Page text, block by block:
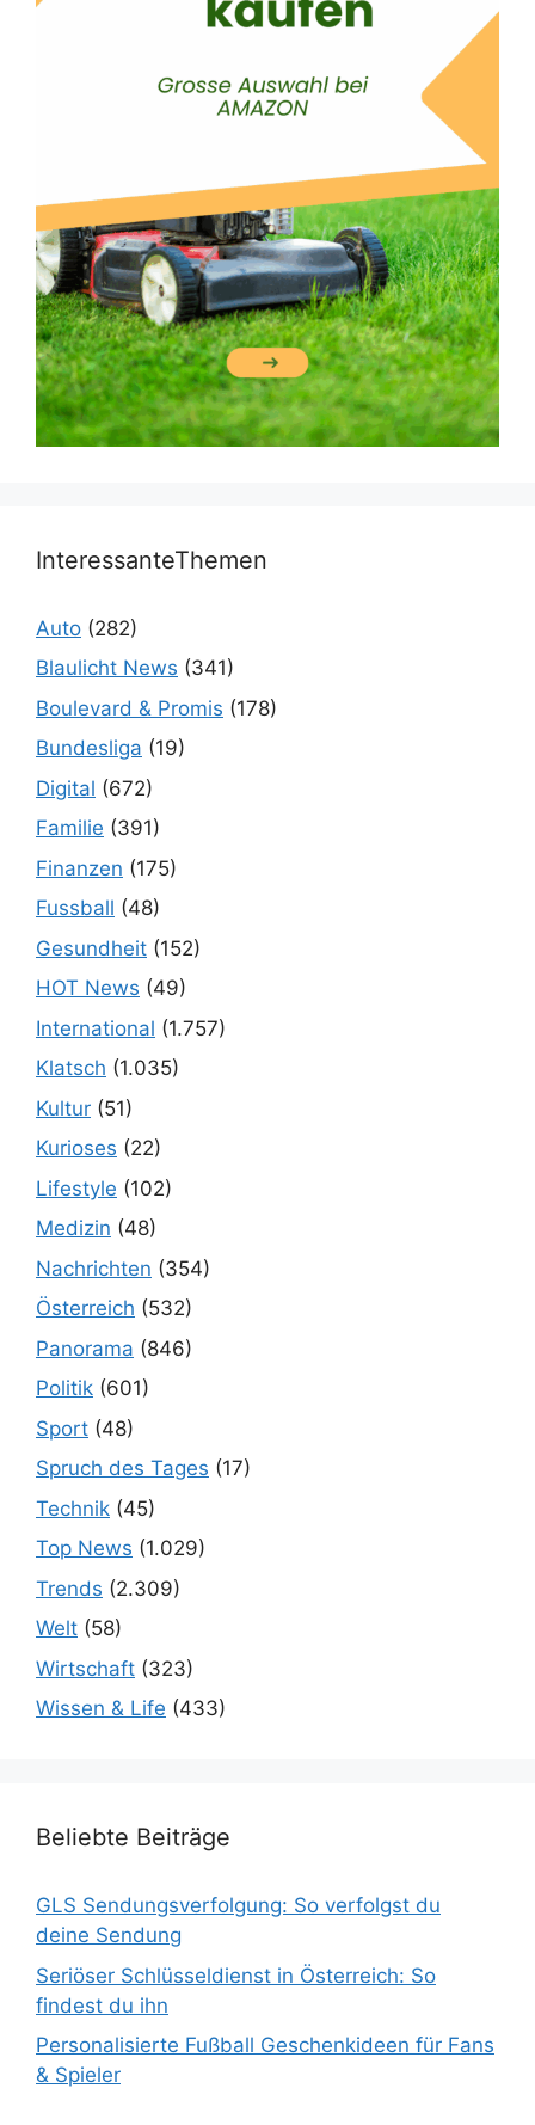
InteressanteThemen
Auto (282)
Blaulicht News (341)
Boulevard & Promis (178)
Bundesliga (19)
Digital (672)
Familie (391)
Finanzen (175)
Fussball (48)
Gesundheit (152)
HOT News (49)
International (1.757)
Klatsch (1.035)
Kultur (51)
Kurioses (22)
Lifestyle (102)
Medizin (48)
Nachrichten (354)
Österreich (532)
Panorama (846)
Politik (601)
Sport (48)
Spruch des Tages (17)
Technik (45)
Top News (1.029)
Trends (2.309)
Welt (58)
Wirtschaft (323)
Wissen & Life (433)
Beliebte Beiträge
GLS Sendungsverfolgung: So verfolgst du
deine Sendung
Seriöser Schlüsseldienst in Österreich: So
findest du ihn
Personalisierte Fußball Geschenkideen für Fans
& Spieler